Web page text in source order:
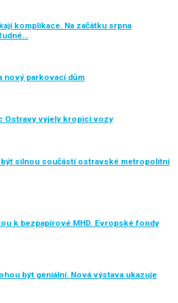
komplikace. Na začátku srpna
nový parkovací dům
Ostravy vyjely kropicí vozy
silnou součástí ostravské metropolitní
k bezpapírové MHD. Evropské fondy
být geniální. Nová výstava ukazuje